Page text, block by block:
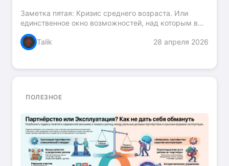
Заметка пятая: Кризис среднего возраста. Или
единственное окно возможностей, над которым вы
смеётесь Вы замечали, как общество реагирует на
мужчину за сорок, который вдруг что-то меняет в
своей...
Talik 28 апреля 2026
ПОЛЕЗНОЕ